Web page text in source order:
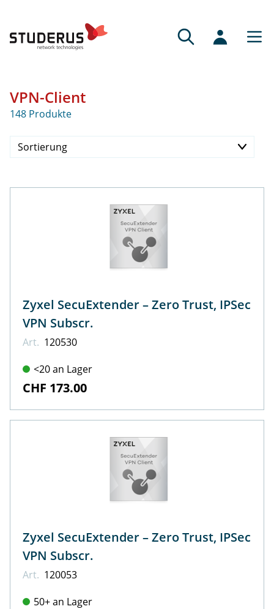
VPN-Client
148 Produkte
Sortierung
Preis absteigend
Zyxel SecuExtender – Zero Trust, IPSec
VPN Subscr.
Art. 120530
<20 an Lager
CHF 173.00
Zyxel SecuExtender – Zero Trust, IPSec
VPN Subscr.
Art. 120053
50+ an Lager